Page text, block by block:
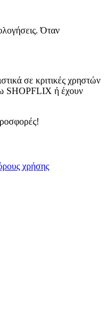
Όταν
σε κριτικές χρηστών
SHOPFLIX ή έχουν
χρήσης